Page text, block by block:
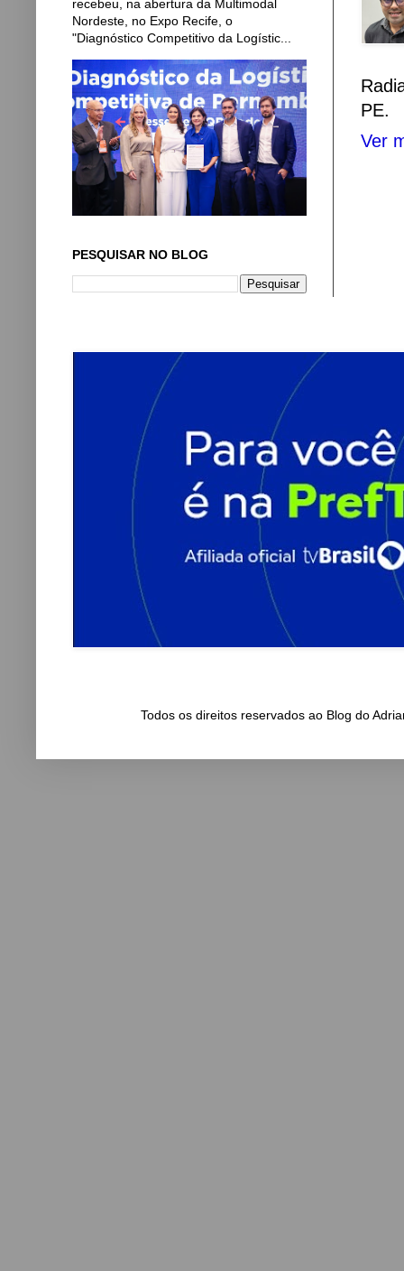
PE.
Ver
recebeu, na abertura da Multimodal
Nordeste, no Expo Recife, o
"Diagnóstico Competitivo da Logístic...
PESQUISAR NO BLOG
Todos os direitos reservados ao Blog do